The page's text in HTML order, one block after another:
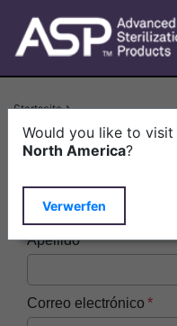
Pfadnavigation
Startseite
BIOTRACE™ Lectora
Form ES-CO
Apellido
Correo electrónico
Would you like to
North America?
Verwerfen